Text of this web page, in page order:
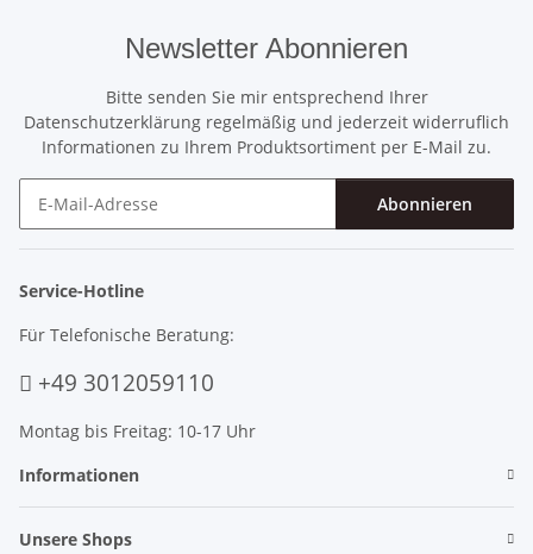
Newsletter Abonnieren
Bitte senden Sie mir entsprechend Ihrer
Datenschutzerklärung regelmäßig und jederzeit widerruflich
Informationen zu Ihrem Produktsortiment per E-Mail zu.
Abonnieren
Service-Hotline
Für Telefonische Beratung:
+49 3012059110
Montag bis Freitag: 10-17 Uhr
Informationen
Unsere Shops